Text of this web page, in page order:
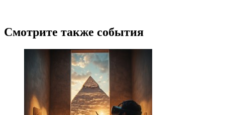
Смотрите также события